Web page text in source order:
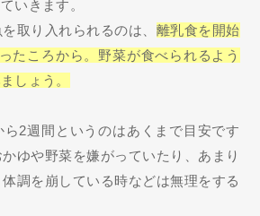
いきます。
取り入れられるのは、 離乳食を開始
たころから。野菜が食べられるよう
しょう。
2週間というのはあくまで目安です
ゆや野菜を嫌がっていたり、あまり
調を崩している時などは無理をする